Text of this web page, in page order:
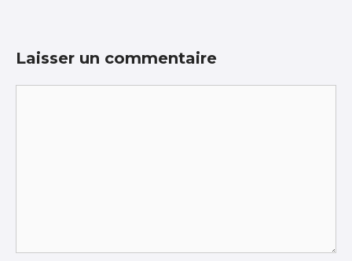
Laisser un commentaire